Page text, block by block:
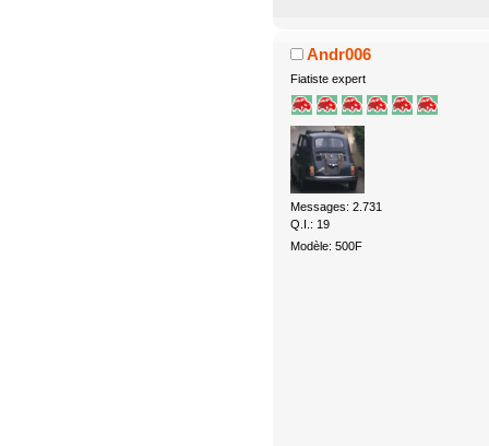
Andr006
Fiatiste expert
Messages: 2.731
Q.I.: 19
Modèle: 500F